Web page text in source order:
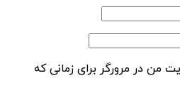
من در مرورگر برای زمانی که